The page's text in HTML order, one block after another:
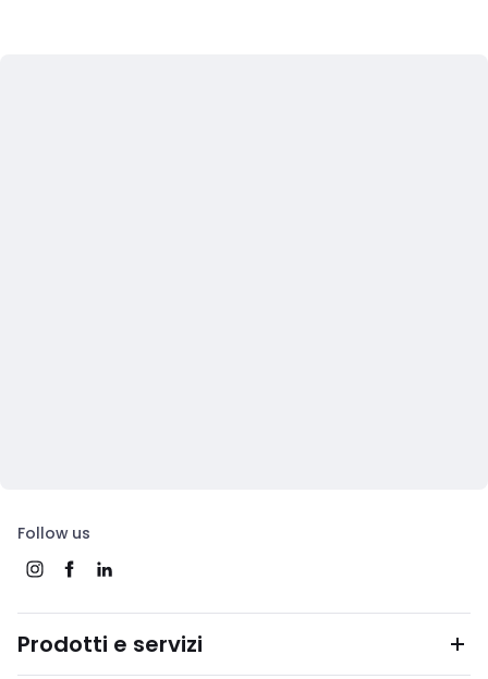
Follow us
Prodotti e servizi